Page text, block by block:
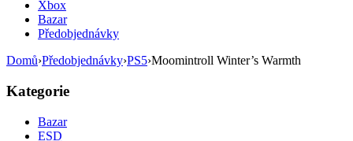
Xbox
Bazar
Předobjednávky
Domů›Předobjednávky›PS5›Moomintroll Winter’s Warmth
Kategorie
Bazar
ESD